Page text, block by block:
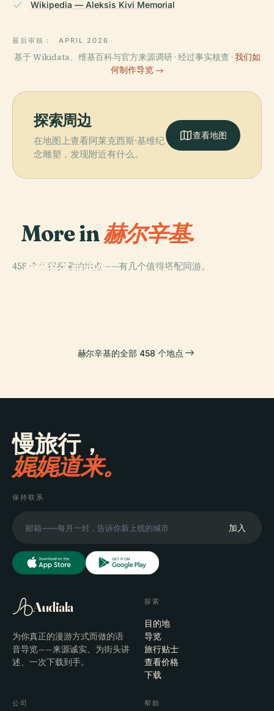
Wikipedia — Aleksis Kivi Memorial
最后审核： APRIL 2026
基于 Wikidata、维基百科与官方来源调研 · 经过事实核查 · 我们如
何制作导览 →
探索周边
在地图上查看阿莱克西斯·基维纪
念雕塑，发现附近有什么。
查看地图
More in赫尔辛基.
458 个值得探索的地点——有几个值得搭配同游。
赫爾辛基中央公
PLACE
PLACE PLACE
赫尔辛基的全部 458 个地点
慢旅行，
娓娓道来。
保持联系
加入
Audiala
为你真正的漫游方式而做的语
音导览——来源诚实、为街头讲
述、一次下载到手。
探索
目的地
导览
旅行贴士
查看价格
下载
公司 帮助